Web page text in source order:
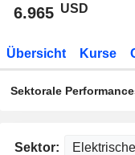
6.965 USD
Übersicht Kurse
Sektorale
Sektor: